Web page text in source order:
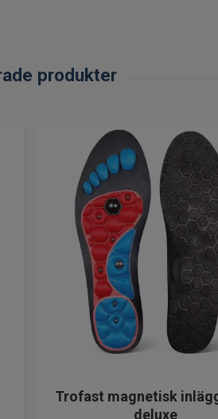
Trofast magnetisk
deluxe